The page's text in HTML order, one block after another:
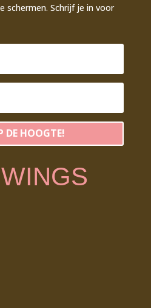
schermen. Schrijf je in voor
DE HOOGTE!